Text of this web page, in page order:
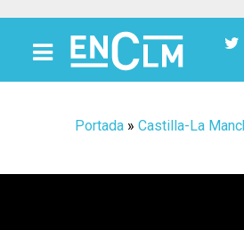
Portada » Castilla-La